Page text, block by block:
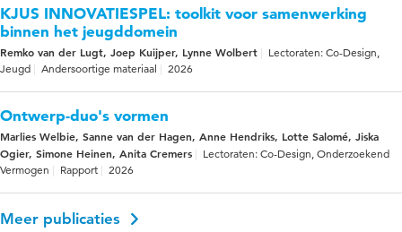
KJUS INNOVATIESPEL: toolkit voor samenwerking
binnen het jeugddomein
Remko van der Lugt, Joep Kuijper, Lynne Wolbert
Lectoraten: Co-Design,
Jeugd
Andersoortige materiaal 2026
Ontwerp-duo's vormen
Marlies Welbie, Sanne van der Hagen, Anne Hendriks, Lotte Salomé, Jiska
Ogier, Simone Heinen, Anita Cremers
Lectoraten: Co-Design, Onderzoekend
Vermogen
Rapport 2026
Meer publicaties